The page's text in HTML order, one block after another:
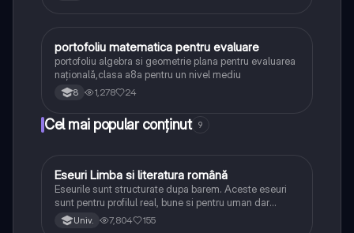
Matematică
portofoliu matematica pentru evaluare
portofoliu algebra si geometrie plana pentru evaluarea
națională,clasa a8a pentru un nivel mediu
8 1,278 24
Cel mai popular conținut 9
Limba și literatura română
Eseuri Limba si literatura română
Eseurile sunt structurate dupa barem. Aceste eseuri
sunt pentru profilul real, bune si pentru uman dar
lipsesc relatiile dintre personaje si caracrerizarile.
Univ. 7,804 155